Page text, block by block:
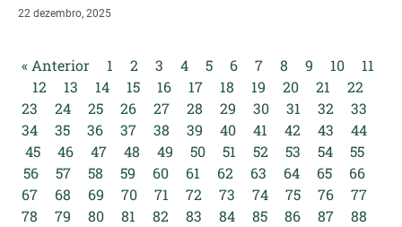
22 dezembro, 2025
« Anterior 1 2 3 4 5 6 7 8 9 10
11
12
13 14 15 16 17 18 19 20 21
22
23
24 25 26 27 28 29 30 31 32
33
34
35 36 37 38 39 40 41 42 43
44
45
46 47 48 49 50 51 52 53 54
55
56
57 58 59 60 61 62 63 64 65
66
67
68 69 70 71 72 73 74 75 76
77
78
79 80 81 82 83 84 85 86 87
88